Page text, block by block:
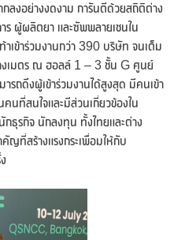
ลงอย่างงดงาม การันตีด้วยสถิติต่าง
ร ผู้ผลิตยา และซัพพลายเชนใน
าเข้าร่วมงานกว่า 390 บริษัท จนเต็ม
งเมตร ณ ฮอลล์ 1 – 3 ชั้น G ศูนย์
รถดึงผู้เข้าร่วมงานได้สูงสุด มีคนเข้า
นที่สนใจและมีส่วนเกี่ยวข้องใน
ธุรกิจ นักลงทุน ทั้งไทยและต่าง
ญที่สร้างแรงกระเพื่อมให้กับ